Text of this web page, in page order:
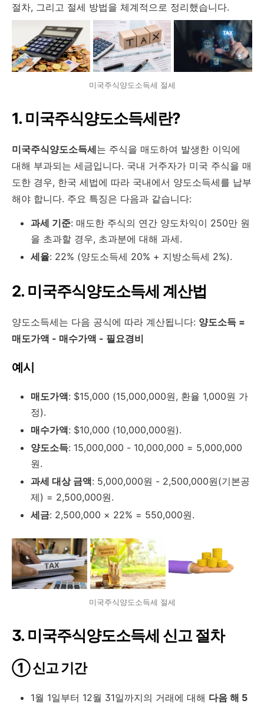
절차, 그리고 절세 방법을 체계적으로 정리했습니다.
미국주식양도소득세 절세
1. 미국주식양도소득세란?
미국주식양도소득세는 주식을 매도하여 발생한 이익에
대해 부과되는 세금입니다. 국내 거주자가 미국 주식을 매
도한 경우, 한국 세법에 따라 국내에서 양도소득세를 납부
해야 합니다. 주요 특징은 다음과 같습니다:
과세 기준: 매도한 주식의 연간 양도차익이 250만 원
을 초과할 경우, 초과분에 대해 과세.
세율: 22% (양도소득세 20% + 지방소득세 2%).
2. 미국주식양도소득세 계산법
양도소득세는 다음 공식에 따라 계산됩니다: 양도소득 =
매도가액 - 매수가액 - 필요경비
예시
매도가액: $15,000 (15,000,000원, 환율 1,000원 가
정).
매수가액: $10,000 (10,000,000원).
양도소득: 15,000,000 - 10,000,000 = 5,000,000
원.
과세 대상 금액: 5,000,000원 - 2,500,000원(기본공
제) = 2,500,000원.
세금: 2,500,000 × 22% = 550,000원.
미국주식양도소득세 절세
3. 미국주식양도소득세 신고 절차
① 신고 기간
1월 1일부터 12월 31일까지의 거래에 대해 다음 해 5